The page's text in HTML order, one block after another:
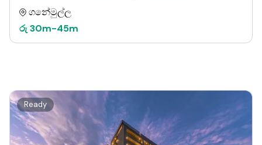
ගනේමුල්ල
රු 30m-45m
Ready